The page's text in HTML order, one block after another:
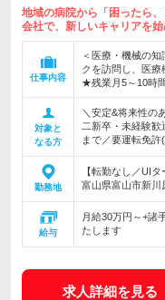
地域の病院から「困ったら
会社で、新しいキャリアを
仕事内容
＜医療・機械の
クを訪問し、医療
★残業月5～10時
対象と
なる方
＼安定&将来性の
二新卒・未経験
まで／要運転免許
勤務地
【転勤なし／UI
富山県富山市新川
給与
月給30万円～+諸
たします
求人詳細を見る